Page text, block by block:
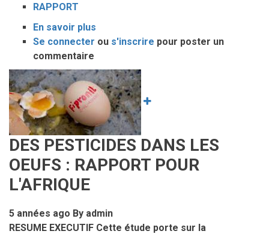
RAPPORT
En savoir plus
Comité
pilotage
et
l’Assemblée
générale
du
CPI:
Synthèse
du
Se connecter ou s'inscrire pour poster un
commentaire
Image
DES PESTICIDES DANS LES
OEUFS : RAPPORT POUR
L'AFRIQUE
5 années ago By admin
RESUME EXECUTIF Cette étude porte sur la